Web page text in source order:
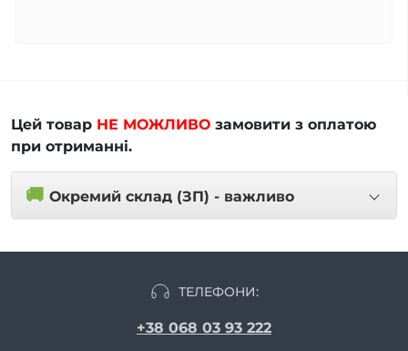
Цей товар НЕ МОЖЛИВО замовити з оплатою
при отриманні.
🚚 Окремий склад (ЗП) - важливо
ТЕЛЕФОНИ:
+38 068 03 93 222